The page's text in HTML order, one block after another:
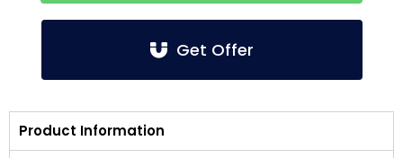
Get Offer
Product Information